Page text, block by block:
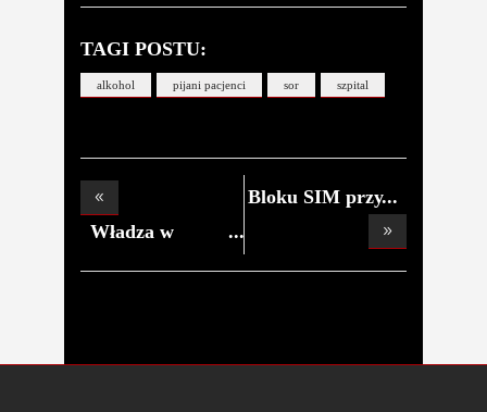
TAGI POSTU:
alkohol pijani pacjenci sor szpital
Władza w
Bloku SIM przy